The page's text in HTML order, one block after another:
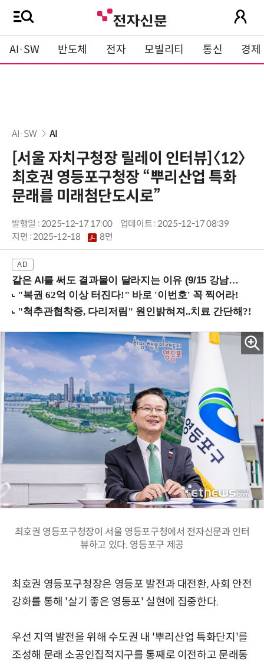
AI·SW 반도체 전자 모빌리티 통신 경제
AI·SW AI
[서울 자치구청장 릴레이 인터뷰]〈12〉
최호권 영등포구청장 “뿌리산업 특화
문래를 미래첨단도시로”
발행일 : 2025-12-17 17:00
업데이트 : 2025-12-17 08:39
지면 :2025-12-18 8면
같은 AI를 써도 결과물이 달라지는 이유 (9/15 강남역)
최호권 영등포구청장이 서울 영등포구청에서 전자신문과 인터
뷰하고 있다. 영등포구 제공
최호권 영등포구청장은 영등포 발전과 대전환, 사회 안전
강화를 통해 '살기 좋은 영등포' 실현에 집중한다.
우선 지역 발전을 위해 수도권 내 '뿌리산업 특화단지'를
조성해 문래 소공인집적지구를 통째로 이전하고 문래동